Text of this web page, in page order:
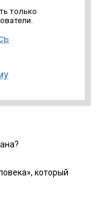
только
который